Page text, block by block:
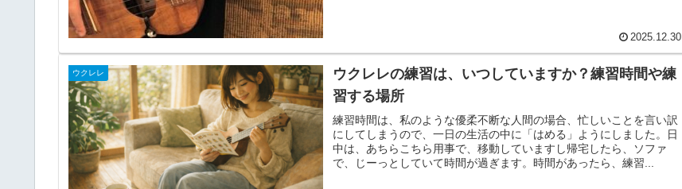
2025.12.30
ウクレレ
ウクレレの練習は、いつしていますか？練習時間や練
習する場所
練習時間は、私のような優柔不断な人間の場合、忙しいことを言い訳
にしてしまうので、一日の生活の中に「はめる」ようにしました。日
中は、あちらこちら用事で、移動していますし帰宅したら、ソファ
で、じーっとしていて時間が過ぎます。時間があったら、練習...